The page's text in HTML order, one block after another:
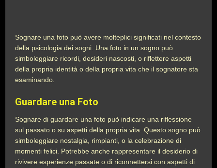
Sognare una foto può avere molteplici significati nel contesto
della psicologia dei sogni. Una foto in un sogno può
simboleggiare ricordi, desideri nascosti, o riflettere aspetti
della propria identità o della propria vita che il sognatore sta
esaminando.
Guardare una Foto
Sognare di guardare una foto può indicare una riflessione
sul passato o su aspetti della propria vita. Questo sogno può
simboleggiare nostalgia, rimpianti, o la celebrazione di
momenti felici. Potrebbe anche rappresentare il desiderio di
rivivere esperienze passate o di riconnettersi con aspetti di